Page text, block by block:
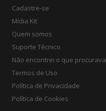
Cadastre-se
Mídia Kit
Quem somos
Suporte Técnico
Não encontrei o que procurava
Termos de Uso
Política de Privacidade
Política de Cookies